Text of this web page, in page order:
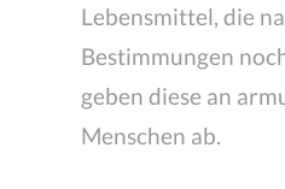
Lebensmittel, die
Bestimmungen
geben diese an
Menschen ab.